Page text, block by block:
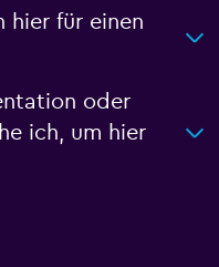
hier für einen
oder
ich, um hier